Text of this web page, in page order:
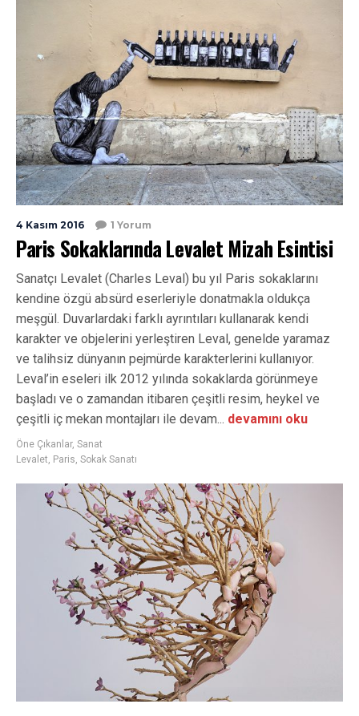
4 Kasım 2016 1 Yorum
Paris Sokaklarında Levalet Mizah Esintisi
Sanatçı Levalet (Charles Leval) bu yıl Paris sokaklarını
kendine özgü absürd eserleriyle donatmakla oldukça
meşgül. Duvarlardaki farklı ayrıntıları kullanarak kendi
karakter ve objelerini yerleştiren Leval, genelde yaramaz
ve talihsiz dünyanın pejmürde karakterlerini kullanıyor.
Leval’in eseleri ilk 2012 yılında sokaklarda görünmeye
başladı ve o zamandan itibaren çeşitli resim, heykel ve
çeşitli iç mekan montajları ile devam... devamını oku
Öne Çıkanlar, Sanat
Levalet, Paris, Sokak Sanatı